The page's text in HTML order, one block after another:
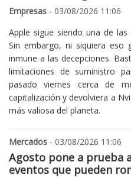
Empresas - 03/08/2026 11:06
Apple sigue siendo una de
Sin embargo, ni siquiera eso
inmune a las decepciones.
limitaciones de suministro
pasado viernes cerca de
capitalización y devolviera a
más valiosa del planeta.
Mercados - 03/08/2026 11:06
Agosto pone a prueba
eventos que pueden